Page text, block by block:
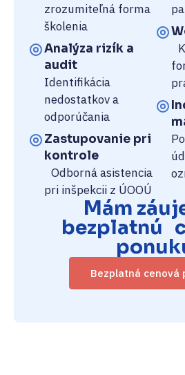
zrozumiteľná forma
školenia
Analýza rizík a
audit
Identifikácia
nedostatkov a
odporúčania
Zastupovanie pri
kontrole
Odborná asistencia
pri inšpekcii z ÚOOÚ
Mám
bezplatnú
Bezplatná cenová